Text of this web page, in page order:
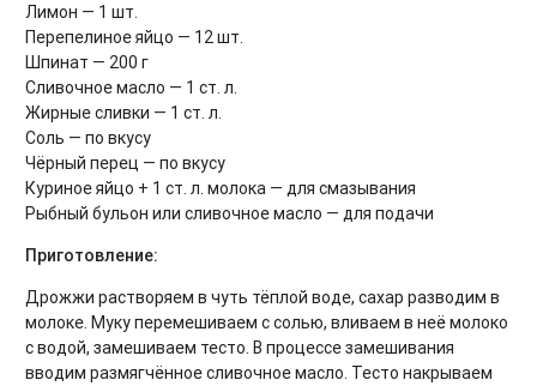
Лимон — 1 шт.
Перепелиное яйцо — 12 шт.
Шпинат — 200 г
Сливочное масло — 1 ст. л.
Жирные сливки — 1 ст. л.
Соль — по вкусу
Чёрный перец — по вкусу
Куриное яйцо + 1 ст. л. молока — для смазывания
Рыбный бульон или сливочное масло — для подачи
Приготовление:
Дрожжи растворяем в чуть тёплой воде, сахар разводим в
молоке. Муку перемешиваем с солью, вливаем в неё молоко
с водой, замешиваем тесто. В процессе замешивания
вводим размягчённое сливочное масло. Тесто накрываем